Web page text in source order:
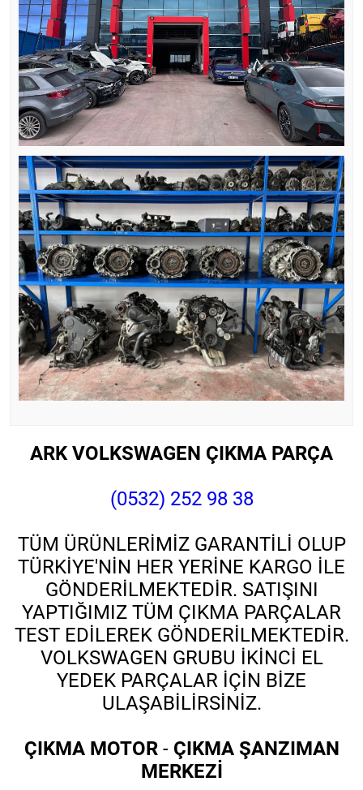
ARK VOLKSWAGEN ÇIKMA PARÇA
(0532) 252 98 38
TÜM ÜRÜNLERİMİZ GARANTİLİ OLUP
TÜRKİYE'NİN HER YERİNE KARGO İLE
GÖNDERİLMEKTEDİR. SATIŞINI
YAPTIĞIMIZ TÜM ÇIKMA PARÇALAR
TEST EDİLEREK GÖNDERİLMEKTEDİR.
VOLKSWAGEN GRUBU İKİNCİ EL
YEDEK PARÇALAR İÇİN BİZE
ULAŞABİLİRSİNİZ.
ÇIKMA MOTOR- ÇIKMA ŞANZIMAN
MERKEZİ